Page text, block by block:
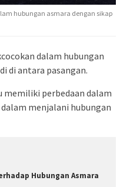
hubungan asmara dengan sikap
dalam hubungan
di antara pasangan.
memiliki perbedaan dalam
menjalani hubungan
Hubungan Asmara